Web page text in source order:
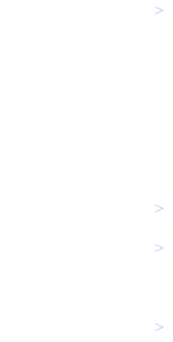
>
>
>
>